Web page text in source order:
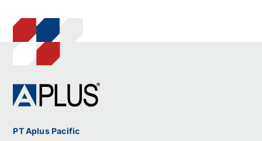
PT Aplus Pacific